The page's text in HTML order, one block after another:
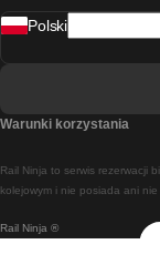
Rail Ninja ®
Rail Ninja to serwis rezerwacji
kolejowym i nie posiada ani
Polski
Warunki korzystania